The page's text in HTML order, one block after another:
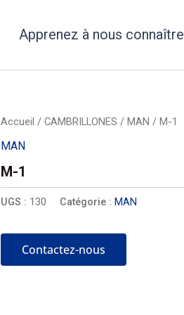
Apprenez à nous connaître
Accueil / CAMBRILLONES / MAN / M-1
MAN
M-1
UGS : 130 Catégorie : MAN
Contactez-nous